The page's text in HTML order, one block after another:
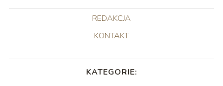
REDAKCJA
KONTAKT
KATEGORIE: